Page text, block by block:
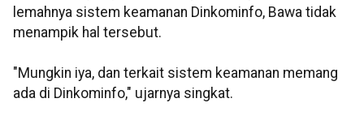
lemahnya sistem keamanan Dinkominfo, Bawa tidak
menampik hal tersebut.
"Mungkin iya, dan terkait sistem keamanan memang
ada di Dinkominfo," ujarnya singkat.